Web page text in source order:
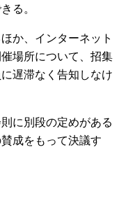
る。
か、インターネット
場所について、招集
遅滞なく告知しなけ
に別段の定めがある
成をもって決議す